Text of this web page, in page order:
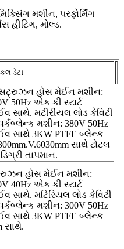
મશીન, પરફોર્મિંગ
મોલ્ડ.
ડેટા
હોસ મેઈન મશીન:
50Hz એક કી સ્ટાર્ટ
સાથે. મટીરીયલ લોડ કેવિટી
મશીન: 380V 50Hz
સાથે 3KW PTFE બ્લેન્ક
સાથે ટોટલ
તાપમાન.
હોસ મેઈન મશીન:
40Hz એક કી સ્ટાર્ટ
સાથે. મટિરિયલ લોડ કેવિટી
મશીન: 300V 50Hz
સાથે 3KW PTFE બ્લેન્ક
સાથે.